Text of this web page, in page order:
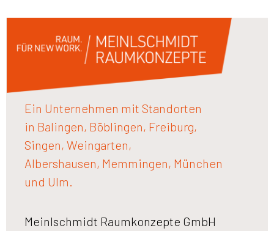
Ein Unternehmen mit Standorten
in Balingen, Böblingen, Freiburg,
Singen, Weingarten,
Albershausen, Memmingen, München
und Ulm.
Meinlschmidt Raumkonzepte GmbH